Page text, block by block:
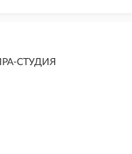
СТУДИЯ